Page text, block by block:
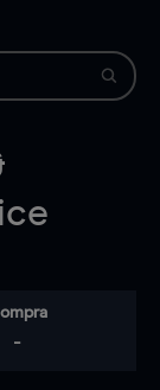
-